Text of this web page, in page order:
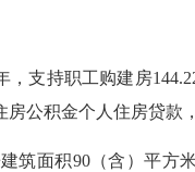
支持职工购建房
公积金个人住房贷款
面积90（含）平方米